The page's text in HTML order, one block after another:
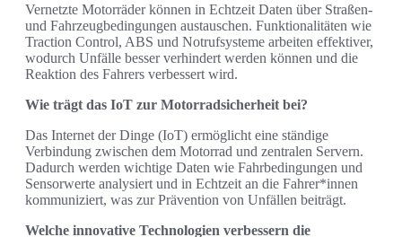
Vernetzte Motorräder können in Echtzeit Daten über Straßen-
und Fahrzeugbedingungen austauschen. Funktionalitäten wie
Traction Control, ABS und Notrufsysteme arbeiten effektiver,
wodurch Unfälle besser verhindert werden können und die
Reaktion des Fahrers verbessert wird.
Wie trägt das IoT zur Motorradsicherheit bei?
Das Internet der Dinge (IoT) ermöglicht eine ständige
Verbindung zwischen dem Motorrad und zentralen Servern.
Dadurch werden wichtige Daten wie Fahrbedingungen und
Sensorwerte analysiert und in Echtzeit an die Fahrer*innen
kommuniziert, was zur Prävention von Unfällen beiträgt.
Welche innovative Technologien verbessern die